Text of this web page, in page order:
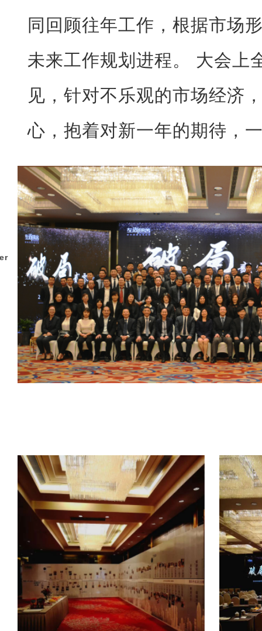
同回顾往年工作，根据市场
未来工作规划进程。 大会上
见，针对不乐观的市场经济
心，抱着对新一年的期待，